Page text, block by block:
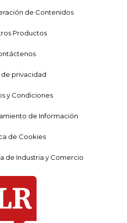
de Contenidos
Productos
de privacidad
y Condiciones
de Información
de Cookies
de Industria y Comercio